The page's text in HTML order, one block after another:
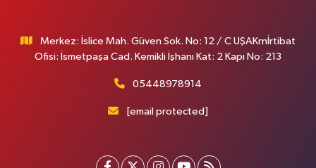
Merkez: İslice Mah. Güven Sok. No: 12 / C UŞAKrnİrtibat
Ofisi: İsmetpaşa Cad. Kemikli İşhanı Kat: 2 Kapı No: 213
05448978914
[email protected]